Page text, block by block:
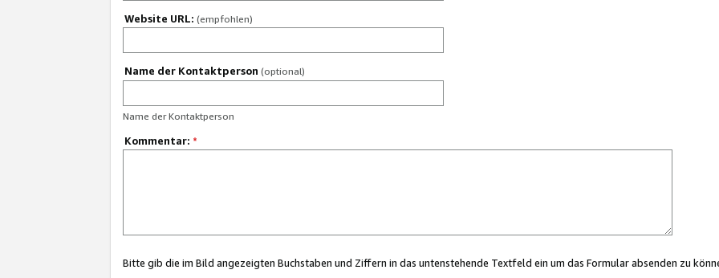
Website URL: (empfohlen)
Name der Kontaktperson (optional)
Name der Kontaktperson
Kommentar: *
Bitte gib die im Bild angezeigten Buchstaben und Ziffern in das untenstehende Textfeld ein um das Formular absenden zu